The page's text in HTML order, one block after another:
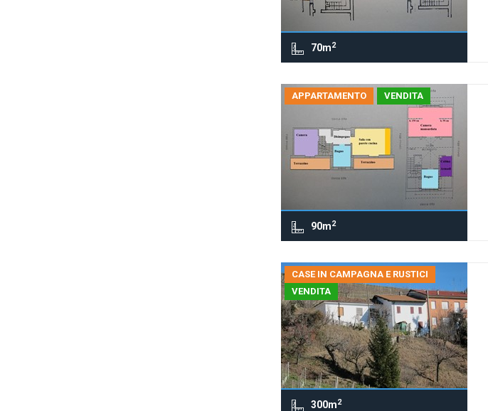
70m2
APPARTAMENTO VENDITA
90m2
CASE IN CAMPAGNA E RUSTICI
VENDITA
300m2